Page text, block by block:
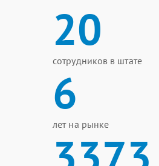
20
сотрудников в штате
6
лет на рынке